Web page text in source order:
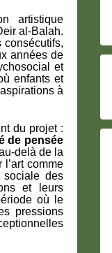
artistique
al-Balah.
années de
et
enfants et
à
du projet :
de pensée
delà de la
comme
sociale des
et leurs
où le
pressions